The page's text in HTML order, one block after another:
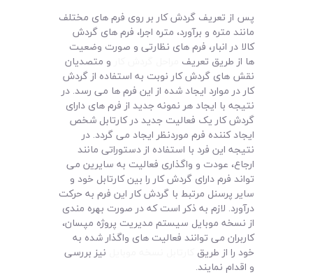
مرکز آموزش
امکانات
سیستم ها
لیست قیمت محصولات
پس از تعریف گردش کار بر روی فرم های مختلف
مانند متره و برآورد، متره اجرا، فرم های گردش
کالا در انبار، فرم های نظارتی و صورت وضعیت
ها از طریق تعریف
و متصدیان
نقش های گردش کار نوبت به استفاده از گردش
کار در موارد ایجاد شده از این فرم ها می رسد. در
نتیجه با ایجاد هر نمونه جدید از فرم های دارای
گردش کار یک فعالیت جدید در کارتابل شخص
ایجاد کننده فرم موردنظر ایجاد می گردد. در
نتیجه این فرد با استفاده از دستوراتی مانند
ارجاع، عودت و واگذاری فعالیت به سایرین می
تواند فرم دارای گردش کار را بین کارتابل خود و
سایر پرسنل مرتبط با گردش کار این فرم به حرکت
درآورد. لازم به ذکر است که در صورت بهره مندی
از نسخه موبایل سیستم مدیریت پروژه مپسان،
کاربران می توانند فعالیت های واگذار شده به
خود را از طریق
نیز بررسی
و اقدام نمایند.